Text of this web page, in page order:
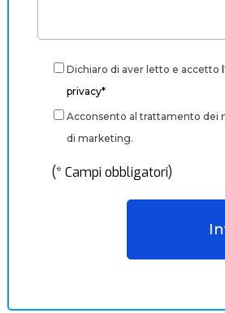
Dichiaro di aver letto e accetto
privacy*
Acconsento al trattamento dei
di marketing.
(* Campi obbligatori)